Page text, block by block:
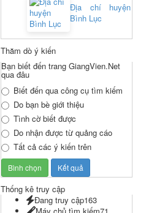
Địa chí huyện
Bình Lục
Thăm dò ý kiến
Bạn biết đến trang GiangVien.Net
qua đâu
Biết đến qua công cụ tìm kiếm
Do bạn bè giới thiệu
Tình cờ biết được
Do nhận được từ quảng cáo
Tất cả các ý kiến trên
Thống kê truy cập
Đang truy cập163
Máy chủ tìm kiếm71